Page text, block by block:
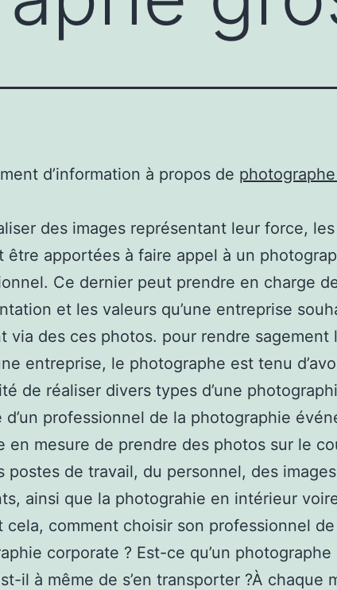
d’information à propos de
des images représentant leur force,
être apportées à faire appel à un
Ce dernier peut prendre en charge
et les valeurs qu’une entreprise
via des ces photos. pour rendre sagement
entreprise, le photographe est tenu
de réaliser divers types d’une
d’un professionnel de la photographie
en mesure de prendre des photos sur le
postes de travail, du personnel, des
ainsi que la photograhie en intérieur
cela, comment choisir son professionnel de
corporate ? Est-ce qu’un photographe
il à même de s’en transporter ?À chaque